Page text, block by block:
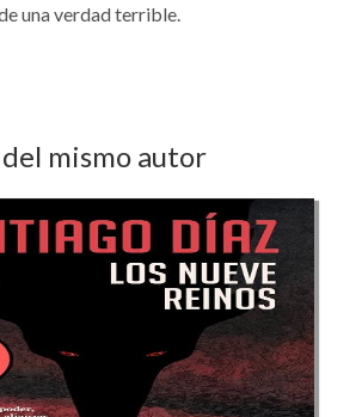
una verdad terrible.
mismo autor